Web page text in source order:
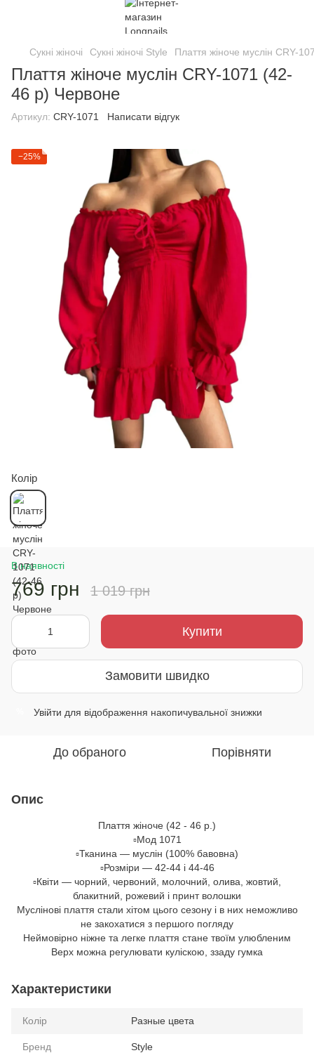
Сукні жіночі Сукні жіночі Style Плаття жіноче муслін CRY-
Плаття жіноче муслін CRY-1071 (42-
46 р) Червоне
Артикул: CRY-1071 Написати відгук
−25%
Колір
В наявності
769 грн 1 019 грн
Купити
Замовити швидко
Увійти для відображення накопичувальної знижки
До обраного Порівняти
Опис
Плаття жіноче (42 - 46 р.)
▫️Мод 1071
▫️Тканина — муслін (100% бавовна)
▫️Розміри — 42-44 і 44-46
▫️Квіти — чорний, червоний, молочний, олива, жовтий,
блакитний, рожевий і принт волошки
Муслінові плаття стали хітом цього сезону і в них неможливо
не закохатися з першого погляду
Неймовірно ніжне та легке плаття стане твоїм улюбленим
Верх можна регулювати куліскою, ззаду гумка
Характеристики
Колір Разные цвета
Бренд Style